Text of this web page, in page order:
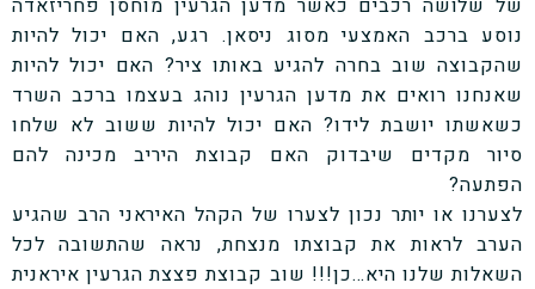
של שלושה רכבים כאשר מדען הגרעין מוחסן פחריזאדה
נוסע ברכב האמצעי מסוג ניסאן. רגע, האם יכול להיות
שהקבוצה שוב בחרה להגיע באותו ציר? האם יכול להיות
שאנחנו רואים את מדען הגרעין נוהג בעצמו ברכב השרד
כשאשתו יושבת לידו? האם יכול להיות ששוב לא שלחו
סיור מקדים שיבדוק האם קבוצת היריב מכינה להם
הפתעה?
לצערנו או יותר נכון לצערו של הקהל האיראני הרב שהגיע
הערב לראות את קבוצתו מנצחת, נראה שהתשובה לכל
השאלות שלנו היא…כן!!! שוב קבוצת פצצת הגרעין איראנית